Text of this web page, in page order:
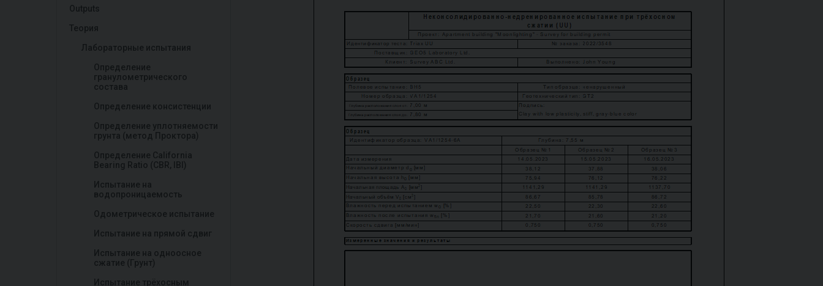
Outputs
Теория
Лабораторные испытания
Определение
гранулометрического
состава
Определение консистенции
Определение уплотняемости
грунта (метод Проктора)
Определение California
Bearing Ratio (CBR, IBI)
Испытание на
водопроницаемость
Одометрическое испытание
Испытание на прямой сдвиг
Испытание на одноосное
сжатие (Грунт)
Испытание трёхосным